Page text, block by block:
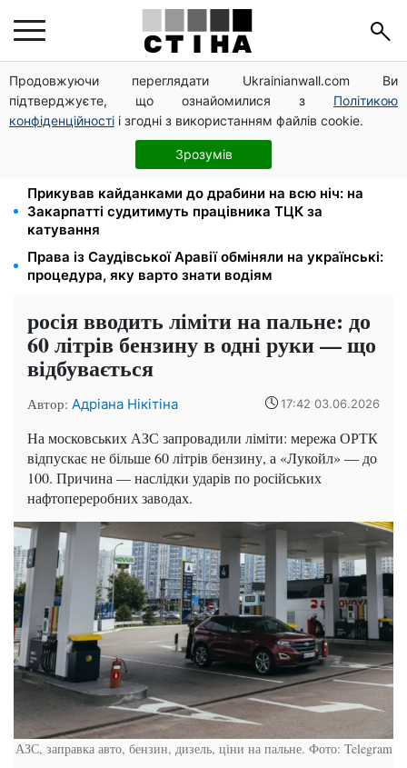
Продовжуючи переглядати Ukrainianwall.com Ви
підтверджуєте, що ознайомилися з Політикою
конфіденційності і згодні з використанням файлів cookie.
Зрозумів
На стадіоні «Спартак» у Києві відбувся
товариський матч між командами посольств США
та Франції
Мобілізація після інсульту поза законом: Лубінець
вимагає перевірки ВЛК на Полтавщині
Прикував кайданками до драбини на всю ніч: на
Закарпатті судитимуть працівника ТЦК за
катування
Права із Саудівської Аравії обміняли на українські:
процедура, яку варто знати водіям
росія вводить ліміти на пальне: до
60 літрів бензину в одні руки — що
відбувається
Автор: Адріана Нікітіна 17:42 03.06.2026
На московських АЗС запровадили ліміти: мережа ОРТК
відпускає не більше 60 літрів бензину, а «Лукойл» — до
100. Причина — наслідки ударів по російських
нафтопереробних заводах.
АЗС, заправка авто, бензин, дизель, ціни на пальне. Фото: Telegram